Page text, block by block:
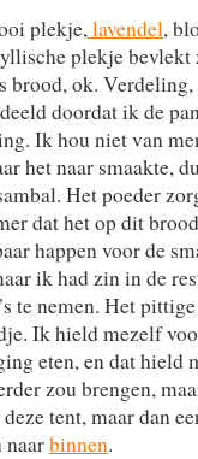
plekje,lavendel,
plekje bevlekt
brood, ok. Verdeling,
doordat ik de
Ik hou niet van
het naar smaakte,
Het poeder
dat het op dit
happen voor de
ik had zin in de
te nemen. Het
Ik hield mezelf
eten, en dat hield
zou brengen,
tent, maar dan
naarbinnen.